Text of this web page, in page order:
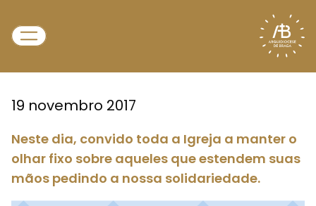
19 novembro 2017
Neste dia, convido toda a Igreja a manter o
olhar fixo sobre aqueles que estendem suas
mãos pedindo a nossa solidariedade.